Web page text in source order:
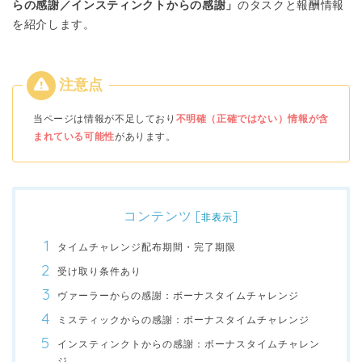
らの感謝／インスティンクトからの感謝」 のタスクと報酬情報
を紹介します。
当ページは情報が不足しており 不明確（正確ではない）情報が含
まれている可能性があります。
コンテンツ [非表示]
タイムチャレンジ配布期間・完了期限
受け取り条件あり
ヴァーラーからの感謝：ボーナスタイムチャレンジ
ミスティックからの感謝：ボーナスタイムチャレンジ
インスティンクトからの感謝：ボーナスタイムチャレン